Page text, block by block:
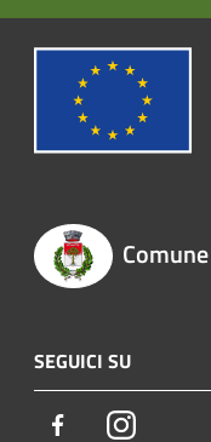
SEGUICI SU
FacebookInstagram